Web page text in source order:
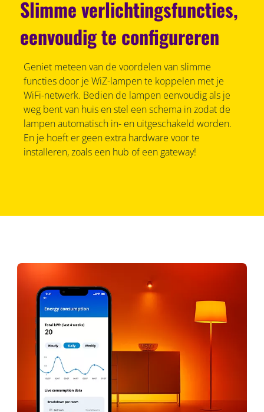
Slimme verlichtingsfuncties,
eenvoudig te configureren
Geniet meteen van de voordelen van slimme
functies door je WiZ-lampen te koppelen met je
WiFi-netwerk. Bedien de lampen eenvoudig als je
weg bent van huis en stel een schema in zodat de
lampen automatisch in- en uitgeschakeld worden.
En je hoeft er geen extra hardware voor te
installeren, zoals een hub of een gateway!